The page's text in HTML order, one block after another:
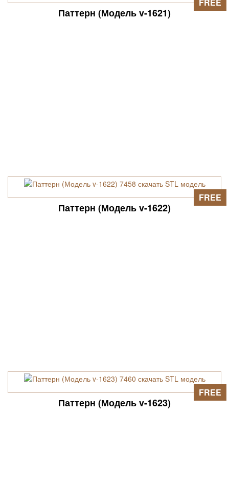
Паттерн (Модель v-1621)
Паттерн (Модель v-1622)
FREE
Паттерн (Модель v-1623)
FREE